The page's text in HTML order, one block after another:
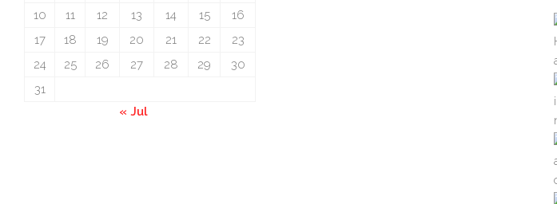
10
11 12 13 14 15
16
17
18 19 20 21 22
23
24
25 26 27 28 29
30
31
« Jul